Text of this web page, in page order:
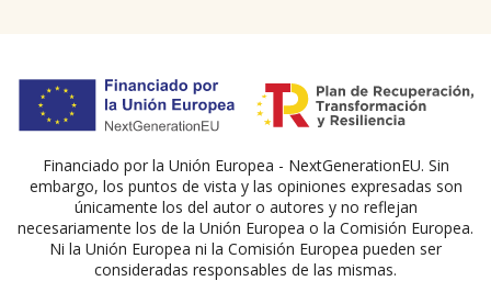
Financiado por la Unión Europea - NextGenerationEU. Sin
embargo, los puntos de vista y las opiniones expresadas son
únicamente los del autor o autores y no reflejan
necesariamente los de la Unión Europea o la Comisión Europea.
Ni la Unión Europea ni la Comisión Europea pueden ser
consideradas responsables de las mismas.